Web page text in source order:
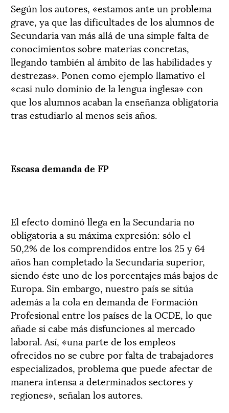
Según los autores, «estamos ante un problema
grave, ya que las dificultades de los alumnos de
Secundaria van más allá de una simple falta de
conocimientos sobre materias concretas,
llegando también al ámbito de las habilidades y
destrezas». Ponen como ejemplo llamativo el
«casi nulo dominio de la lengua inglesa» con
que los alumnos acaban la enseñanza obligatoria
tras estudiarlo al menos seis años.
Escasa demanda de FP
El efecto dominó llega en la Secundaria no
obligatoria a su máxima expresión: sólo el
50,2% de los comprendidos entre los 25 y 64
años han completado la Secundaria superior,
siendo éste uno de los porcentajes más bajos de
Europa. Sin embargo, nuestro país se sitúa
además a la cola en demanda de Formación
Profesional entre los países de la OCDE, lo que
añade si cabe más disfunciones al mercado
laboral. Así, «una parte de los empleos
ofrecidos no se cubre por falta de trabajadores
especializados, problema que puede afectar de
manera intensa a determinados sectores y
regiones», señalan los autores.